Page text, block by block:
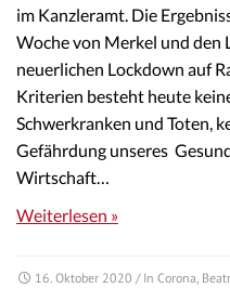
im Kanzleramt. Die
Woche von Merkel und den
neuerlichen Lockdown auf
Kriterien besteht heute
Schwerkranken und Toten,
Gefährdung unseres
Wirtschaft…
Weiterlesen »
16. Oktober 2020 / In Corona,